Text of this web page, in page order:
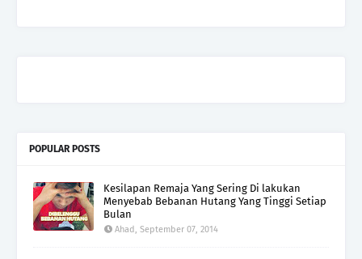
POPULAR POSTS
Kesilapan Remaja Yang Sering Di lakukan
Menyebab Bebanan Hutang Yang Tinggi Setiap
Bulan
Ahad, September 07, 2014